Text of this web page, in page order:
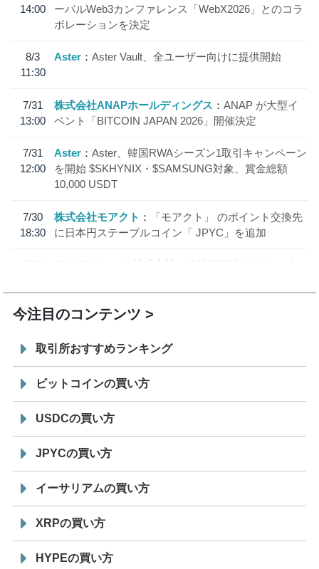
14:00
ーバルWeb3カンファレンス「WebX2026」とのコラ
ボレーションを決定
8/3
11:30
Aster Aster Vault、全ユーザー向けに提供開始
7/31
13:00
株式会社ANAPホールディングス
ANAP が大型イ
ベント「BITCOIN JAPAN 2026」開催決定
7/31
12:00
Aster
Aster、韓国RWAシーズン1取引キャンペーン
を開始 $SKHYNIX・$SAMSUNG対象、賞金総額
10,000 USDT
7/30
18:30
株式会社モアクト
「モアクト」 のポイント交換先
に日本円ステーブルコイン「 JPYC」を追加
7/29
SBI VCトレード株式会社
信託型円建てステーブル
今注目のコンテンツ
取引所おすすめランキング
ビットコインの買い方
USDCの買い方
JPYCの買い方
イーサリアムの買い方
XRPの買い方
HYPEの買い方